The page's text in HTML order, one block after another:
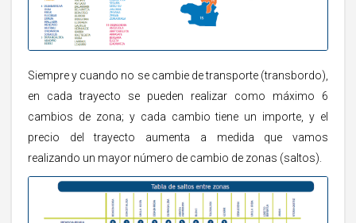
Siempre y cuando no se cambie de transporte (transbordo),
en cada trayecto se pueden realizar como máximo 6
cambios de zona; y cada cambio tiene un importe, y el
precio del trayecto aumenta a medida que vamos
realizando un mayor número de cambio de zonas (saltos).